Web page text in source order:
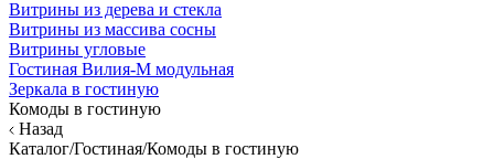
Витрины из дерева и стекла
Витрины из массива сосны
Витрины угловые
Гостиная Вилия-М модульная
Зеркала в гостиную
Комоды в гостиную
Назад
Каталог/Гостиная/Комоды в гостиную